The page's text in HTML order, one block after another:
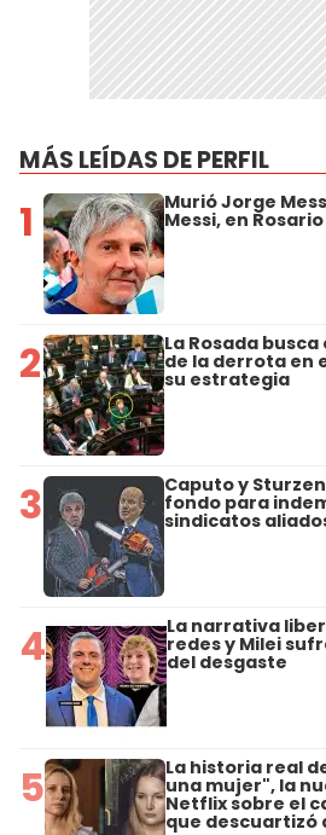
MÁS LEÍDAS DE PERFIL
1 Murió Jorge
Messi, en Rosario
2 La Rosada
de la derrota en
su estrategia
3 Caputo y
fondo para
sindicatos
4 La narrativa
redes y Milei
del desgaste
5 La historia real
una mujer", la
Netflix sobre el
que descuartizó